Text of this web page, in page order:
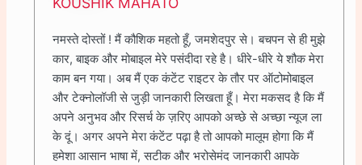
नमस्ते दोस्तों ! मैं कौशिक महतो हूँ, जमशेदपुर से। बचपन से ही मुझे
कार, बाइक और मोबाइल मेरे पसंदीदा रहे है। धीरे-धीरे ये शौक मेरा
काम बन गया। अब मैं एक कंटेंट राइटर के तौर पर ऑटोमोबाइल
और टेक्नोलॉजी से जुड़ी जानकारी लिखता हूँ। मेरा मकसद है कि मैं
अपने अनुभव और रिसर्च के ज़रिए आपको अच्छे से अच्छा न्यूज ला
के दूं। अगर अपने मेरा कंटेंट पढ़ा है तो आपको मालूम होगा कि मैं
हमेशा आसान भाषा में, सटीक और भरोसेमंद जानकारी आपके